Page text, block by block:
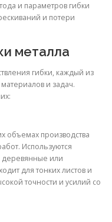
и параметров гибки
и потери
металла
гибки, каждый из
и задач.
объемах производства
Используются
деревянные или
для тонких листов и
точности и усилий со